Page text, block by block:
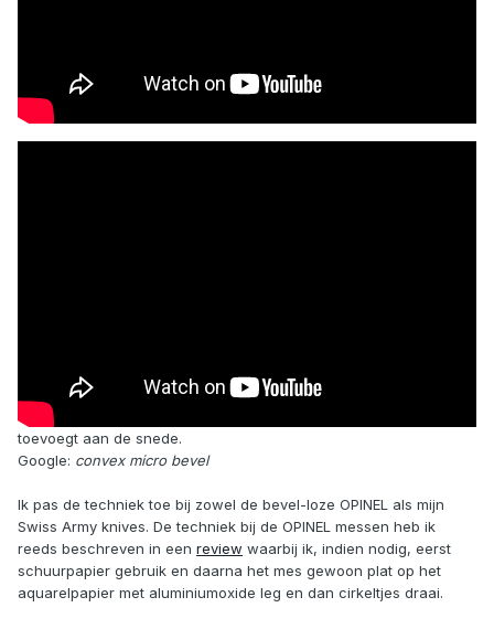
toevoegt aan de snede.
Google: convex micro bevel
Ik pas de techniek toe bij zowel de bevel-loze OPINEL als mijn
Swiss Army knives. De techniek bij de OPINEL messen heb ik
reeds beschreven in een review waarbij ik, indien nodig, eerst
schuurpapier gebruik en daarna het mes gewoon plat op het
aquarelpapier met aluminiumoxide leg en dan cirkeltjes draai.